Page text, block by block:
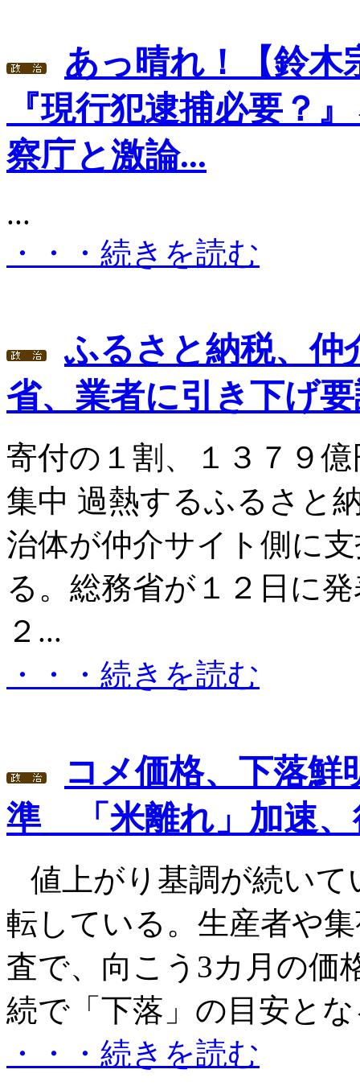
あっ晴れ！【鈴木
『現行犯逮捕必要？
察庁と激論...
...
・・・続きを読む
ふるさと納税、
省、業者に引き下げ
寄付の１割、１３７９
集中 過熱するふるさと
治体が仲介サイト側に
る。総務省が１２日に
２...
・・・続きを読む
コメ価格、下落
準 「米離れ」加速、
値上がり基調が続いて
転している。生産者や
査で、向こう3カ月の価
続で「下落」の目安と
・・・続きを読む